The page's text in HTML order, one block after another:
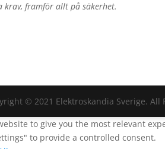
krav, framför allt på säkerhet.
© 2021 Elektroskandia Sverige. All
to give you the most relevant
to provide a controlled consent.